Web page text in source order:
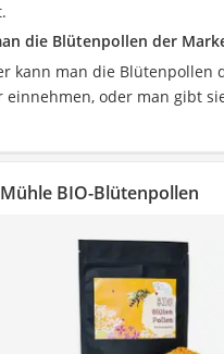
die Blütenpollen der
kann man die Blütenpollen
einnehmen, oder man gibt
BIO-Blütenpollen